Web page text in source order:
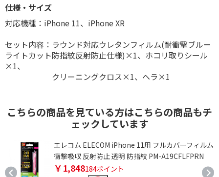
仕様・サイズ
対応機種：iPhone 11、iPhone XR
セット内容：ラウンド対応ウレタンフィルム(耐衝撃ブルー
ライトカット防指紋反射防止仕様)×1、ホコリ取りシール
×1、
クリーニングクロス×1、ヘラ×1
こちらの商品を見ている方はこちらの商品もチ
ェックしています
エレコム ELECOM iPhone 11用 フルカバーフィルム
衝撃吸収 反射防止 透明 防指紋 PM-A19CFLFPRN
￥1,848184ポイント